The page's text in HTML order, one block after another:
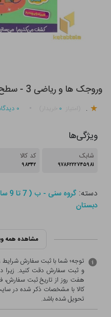
وروجک ها و ریاضی 3 - سطح 1
. ۰ ۰
ویژگی‌ها
شابک
۹۷۸۶۲۲۲۷۴۵۹۸۱
کد کالا
۹۸۳۴۲
دسته:گروه سنی - ب ( 7 تا 9 سال )
دبستان
مشاهده همه
توجه؛ شما با ثبت سفارش شرایط
و ثبت سفارش دقت کنید. زیرا
هفت روز از تاریخ ثبت
کالا با مشخصات ذکر شده در
تحویل شده باشد.